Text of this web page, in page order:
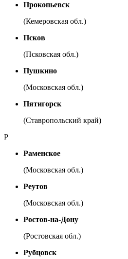
Прокопьевск
(Кемеровская обл.)
Псков
(Псковская обл.)
Пушкино
(Московская обл.)
Пятигорск
(Ставропольский край)
Р
Раменское
(Московская обл.)
Реутов
(Московская обл.)
Ростов-на-Дону
(Ростовская обл.)
Рубцовск